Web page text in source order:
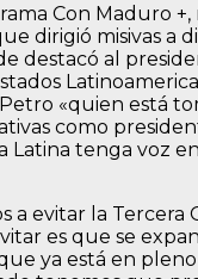
Con Maduro +,
dirigió misivas a
destacó al
«quien está
como
Latina tenga voz
a evitar la Tercera
es que se
ya está en